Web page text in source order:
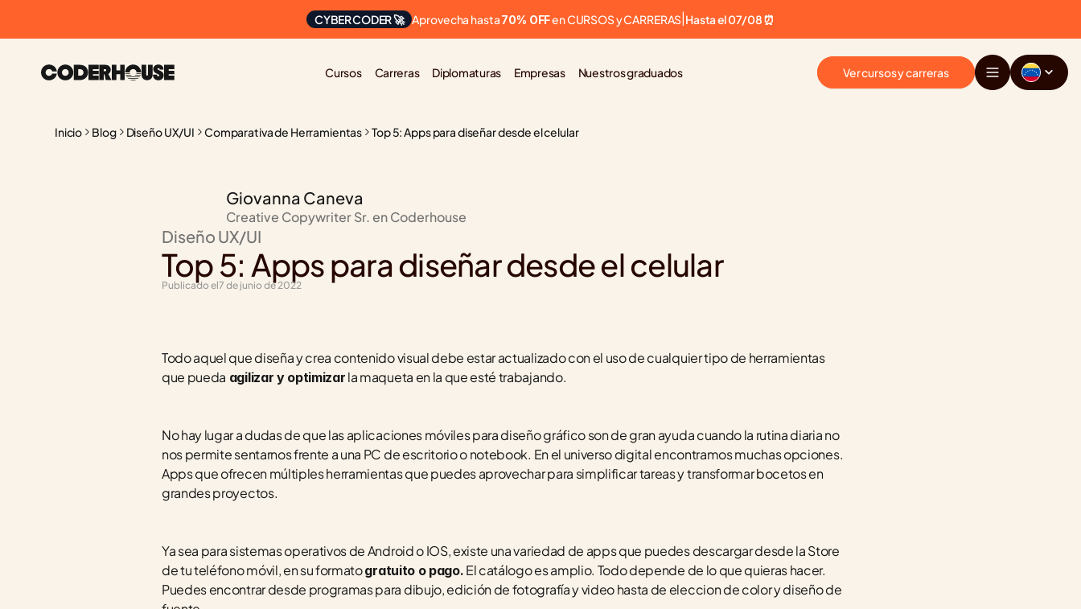
CYBER CODER 🚀 Aprovecha hasta 70% OFF en CURSOS y CARRERAS Hasta el 07/08 ⏰
Cursos Carreras Diplomaturas Empresas Nuestros graduados Ver cursos y carreras
Inicio Blog Diseño UX/UI Comparativa de Herramientas Top 5: Apps para diseñar desde el celular
Giovanna Caneva
Creative Copywriter Sr. en Coderhouse
Diseño UX/UI
Top 5: Apps para diseñar desde el celular
Publicado el7 de junio de 2022
Todo aquel que diseña y crea contenido visual debe estar actualizado con el uso de cualquier tipo de herramientas
que pueda agilizar y optimizar la maqueta en la que esté trabajando.
No hay lugar a dudas de que las aplicaciones móviles para diseño gráfico son de gran ayuda cuando la rutina diaria no
nos permite sentarnos frente a una PC de escritorio o notebook. En el universo digital encontramos muchas opciones.
Apps que ofrecen múltiples herramientas que puedes aprovechar para simplificar tareas y transformar bocetos en
grandes proyectos.
Ya sea para sistemas operativos de Android o IOS, existe una variedad de apps que puedes descargar desde la Store
de tu teléfono móvil, en su formato gratuito o pago. El catálogo es amplio. Todo depende de lo que quieras hacer.
Puedes encontrar desde programas para dibujo, edición de fotografía y video hasta de eleccion de color y diseño de